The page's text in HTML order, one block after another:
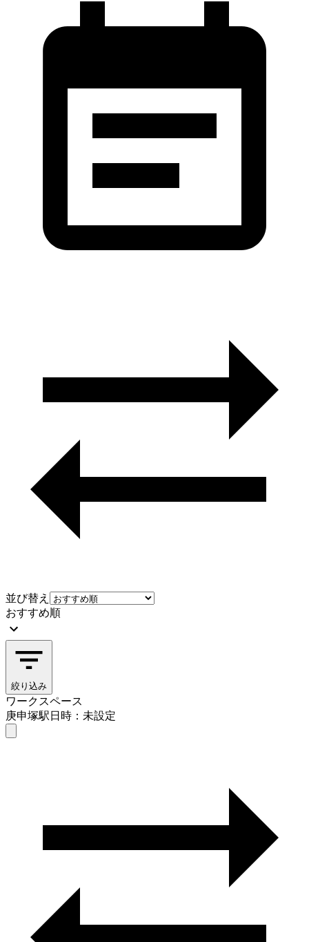
並び替え
おすすめ順
絞り込み
ワークスペース
庚申塚駅日時：未設定